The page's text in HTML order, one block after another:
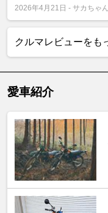
2026年4月21日 - サカちゃ
クルマレビューをも
愛車紹介